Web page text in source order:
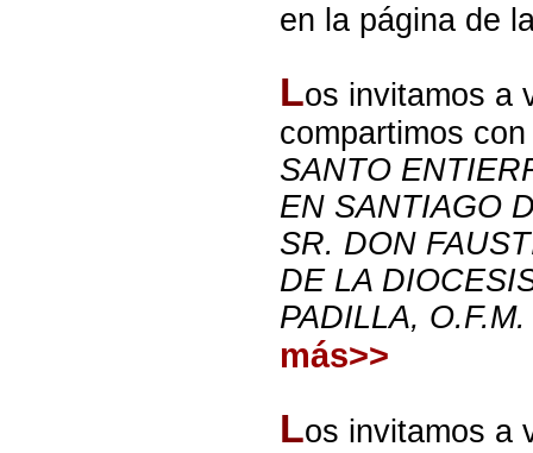
en la página de
Los invitamos a
compartimos
SANTO
EN SANTIAGO
SR. DON
DE LA
PADILLA,
más>>
Los invitamos a